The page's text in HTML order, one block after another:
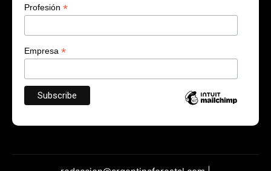
Profesión *
Empresa *